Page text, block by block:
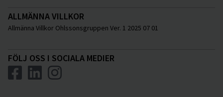
ALLMÄNNA VILLKOR
Allmänna Villkor Ohlssonsgruppen Ver. 1 2025 07 01
FÖLJ OSS I SOCIALA MEDIER